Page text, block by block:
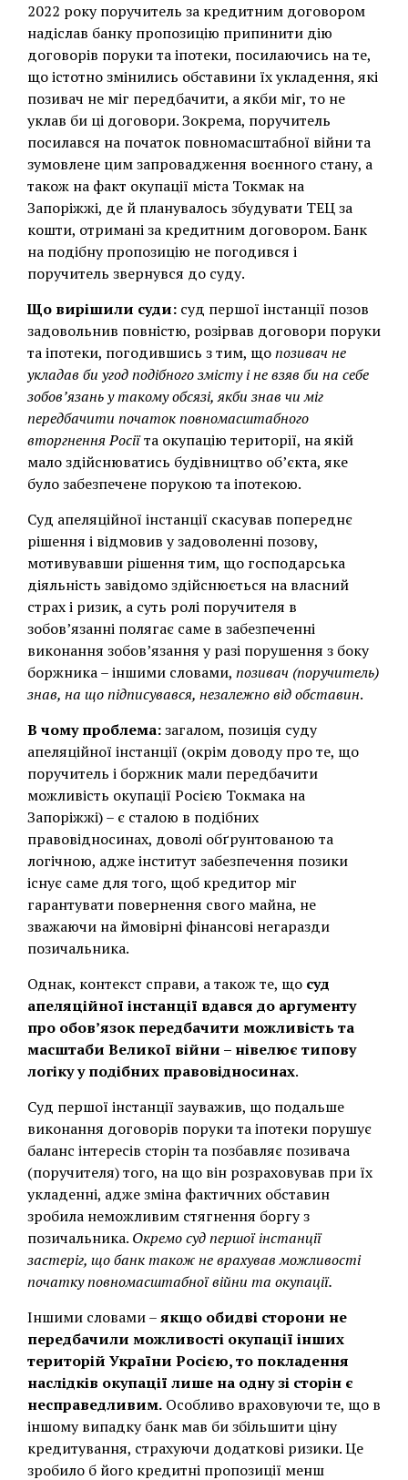
2022 року поручитель за кредитним договором
надіслав банку пропозицію припинити дію
договорів поруки та іпотеки, посилаючись на те,
що істотно змінились обставини їх укладення, які
позивач не міг передбачити, а якби міг, то не
уклав би ці договори. Зокрема, поручитель
посилався на початок повномасштабної війни та
зумовлене цим запровадження воєнного стану, а
також на факт окупації міста Токмак на
Запоріжжі, де й планувалось збудувати ТЕЦ за
кошти, отримані за кредитним договором. Банк
на подібну пропозицію не погодився і
поручитель звернувся до суду.
Що вирішили суди: суд першої інстанції позов
задовольнив повністю, розірвав договори поруки
та іпотеки, погодившись з тим, щопозивач не
укладав би угод подібного змісту і не взяв би на себе
зобов’язань у такому обсязі, якби знав чи міг
передбачити початок повномасштабного
вторгнення Росіїта окупацію території, на якій
мало здійснюватись будівництво об’єкта, яке
було забезпечене порукою та іпотекою.
Суд апеляційної інстанції скасував попереднє
рішення і відмовив у задоволенні позову,
мотивувавши рішення тим, що господарська
діяльність завідомо здійснюється на власний
страх і ризик, а суть ролі поручителя в
зобов’язанні полягає саме в забезпеченні
виконання зобов’язання у разі порушення з боку
боржника – іншими словами, позивач (поручитель)
знав, на що підписувався, незалежно від обставин.
В чому проблема:загалом, позиція суду
апеляційної інстанції (окрім доводу про те, що
поручитель і боржник мали передбачити
можливість окупації Росією Токмака на
Запоріжжі) – є сталою в подібних
правовідносинах, доволі обґрунтованою та
логічною, адже інститут забезпечення позики
існує саме для того, щоб кредитор міг
гарантувати повернення свого майна, не
зважаючи на ймовірні фінансові негаразди
позичальника.
Однак, контекст справи, а такожте, що суд
апеляційної інстанції вдався до аргументу
про обов’язок передбачити можливість та
масштаби Великої війни – нівелює типову
логіку у подібних правовідносинах.
Суд першої інстанції зауважив, що подальше
виконання договорів поруки та іпотеки порушує
баланс інтересів сторін та позбавляє позивача
(поручителя) того, на що він розраховував при їх
укладенні, адже зміна фактичних обставин
зробила неможливим стягнення боргу з
позичальника. Окремо суд першої інстанції
застеріг, що банк також не врахував можливості
початку повномасштабної війни та окупації.
Іншими словами –якщо обидві сторони не
передбачили можливості окупації інших
територій України Росією, то покладення
наслідків окупації лише на одну зі сторін є
несправедливим. Особливо враховуючи те, що в
іншому випадку банк мав би збільшити ціну
кредитування, страхуючи додаткові ризики. Це
зробило б його кредитні пропозиції менш